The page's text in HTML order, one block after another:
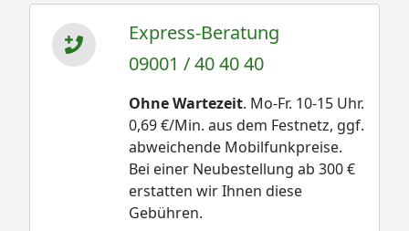
Express-Beratung
09001 / 40 40 40
Ohne Wartezeit. Mo-Fr. 10-15 Uhr.
0,69 €/Min. aus dem Festnetz, ggf.
abweichende Mobilfunkpreise.
Bei einer Neubestellung ab 300 €
erstatten wir Ihnen diese
Gebühren.